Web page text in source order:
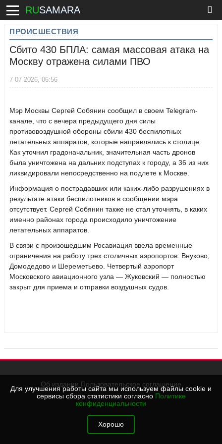
RUSAMARA
ПРОИСШЕСТВИЯ
Сбито 430 БПЛА: самая массовая атака на
Москву отражена силами ПВО
7-07-2026, 06:56
Мэр Москвы Сергей Собянин сообщил в своем Telegram-
канале, что с вечера предыдущего дня силы
противовоздушной обороны сбили 430 беспилотных
летательных аппаратов, которые направлялись к столице.
Как уточнил градоначальник, значительная часть дронов
была уничтожена на дальних подступах к городу, а 36 из них
ликвидировали непосредственно на подлете к Москве.
Информация о пострадавших или каких-либо разрушениях в
результате атаки беспилотников в сообщении мэра
отсутствует. Сергей Собянин также не стал уточнять, в каких
именно районах города происходило уничтожение
летательных аппаратов.
В связи с произошедшим Росавиация ввела временные
ограничения на работу трех столичных аэропортов: Внуково,
Домодедово и Шереметьево. Четвертый аэропорт
Московского авиационного узла — Жуковский — полностью
закрыт для приема и отправки воздушных судов.
Об издании Пользовательское соглашение
Для улучшения работы сайта мы используем файлы cookie и
сервисы сбора статистики согласно Политике
конфиденциальности
Хорошо